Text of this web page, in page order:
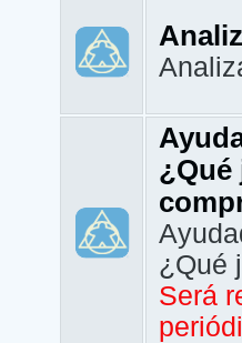
¿Qué
¿Qué
Será